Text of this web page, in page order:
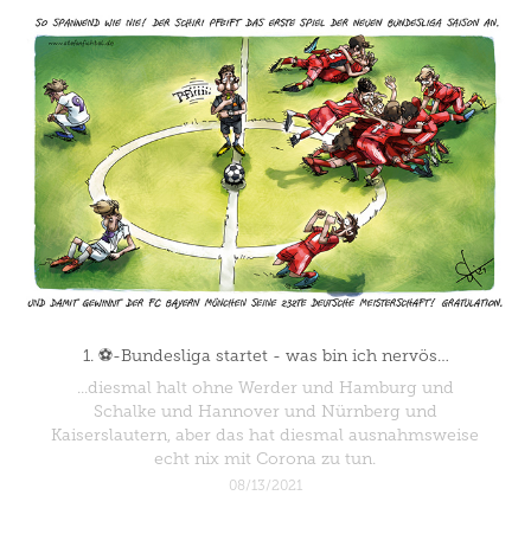
1. ⚽-Bundesliga startet - was bin ich nervös…
...diesmal halt ohne Werder und Hamburg und
Schalke und Hannover und Nürnberg und
Kaiserslautern, aber das hat diesmal ausnahmsweise
echt nix mit Corona zu tun.
08/13/2021